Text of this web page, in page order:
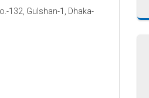
132, Gulshan-1, Dhaka-